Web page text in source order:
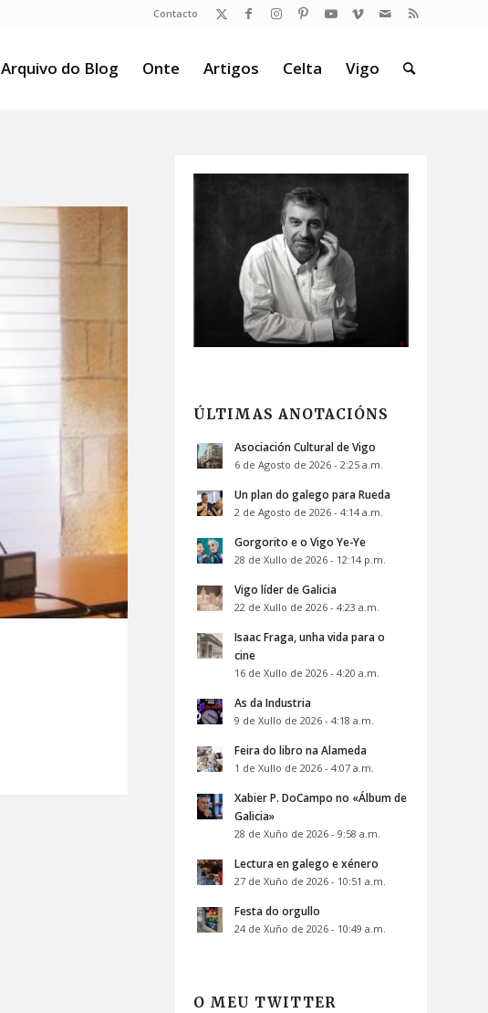
Contacto
Arquivo do Blog Onte Artigos Celta Vigo
ÚLTIMAS ANOTACIÓNS
Asociación Cultural de Vigo
6 de Agosto de 2026 - 2:25 a.m.
Un plan do galego para Rueda
2 de Agosto de 2026 - 4:14 a.m.
Gorgorito e o Vigo Ye-Ye
28 de Xullo de 2026 - 12:14 p.m.
Vigo líder de Galicia
22 de Xullo de 2026 - 4:23 a.m.
Isaac Fraga, unha vida para o
cine
16 de Xullo de 2026 - 4:20 a.m.
As da Industria
9 de Xullo de 2026 - 4:18 a.m.
Feira do libro na Alameda
1 de Xullo de 2026 - 4:07 a.m.
Xabier P. DoCampo no «Álbum de
Galicia»
28 de Xuño de 2026 - 9:58 a.m.
Lectura en galego e xénero
27 de Xuño de 2026 - 10:51 a.m.
Festa do orgullo
24 de Xuño de 2026 - 10:49 a.m.
O MEU TWITTER